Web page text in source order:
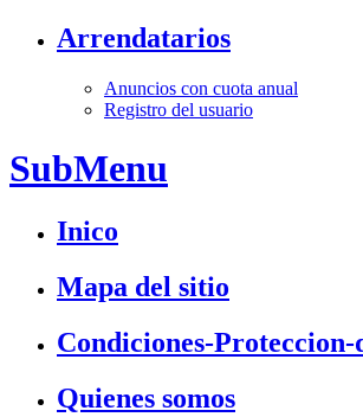
Arrendatarios
Anuncios con cuota anual
Registro del usuario
SubMenu
Inico
Mapa del sitio
Condiciones-Proteccion-
Quienes somos